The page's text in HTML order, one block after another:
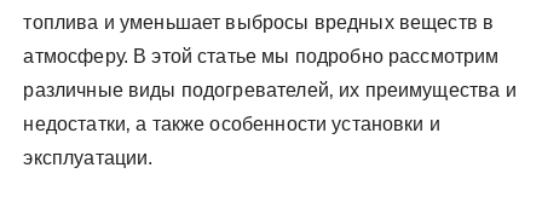
топлива и уменьшает выбросы вредных веществ в
атмосферу. В этой статье мы подробно рассмотрим
различные виды подогревателей‚ их преимущества и
недостатки‚ а также особенности установки и
эксплуатации.